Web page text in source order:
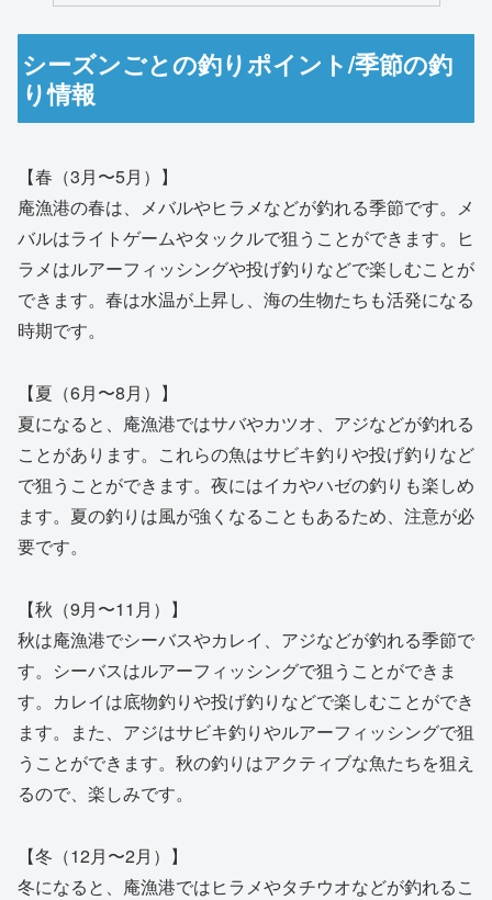
シーズンごとの釣りポイント/季節の釣
り情報
【春（3月〜5月）】
庵漁港の春は、メバルやヒラメなどが釣れる季節です。メ
バルはライトゲームやタックルで狙うことができます。ヒ
ラメはルアーフィッシングや投げ釣りなどで楽しむことが
できます。春は水温が上昇し、海の生物たちも活発になる
時期です。
【夏（6月〜8月）】
夏になると、庵漁港ではサバやカツオ、アジなどが釣れる
ことがあります。これらの魚はサビキ釣りや投げ釣りなど
で狙うことができます。夜にはイカやハゼの釣りも楽しめ
ます。夏の釣りは風が強くなることもあるため、注意が必
要です。
【秋（9月〜11月）】
秋は庵漁港でシーバスやカレイ、アジなどが釣れる季節で
す。シーバスはルアーフィッシングで狙うことができま
す。カレイは底物釣りや投げ釣りなどで楽しむことができ
ます。また、アジはサビキ釣りやルアーフィッシングで狙
うことができます。秋の釣りはアクティブな魚たちを狙え
るので、楽しみです。
【冬（12月〜2月）】
冬になると、庵漁港ではヒラメやタチウオなどが釣れるこ